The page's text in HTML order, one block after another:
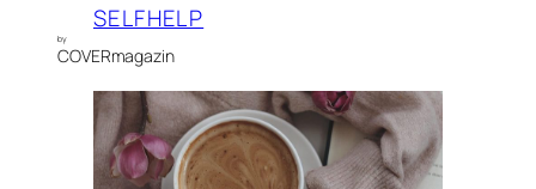
SELFHELP
by
COVERmagazin